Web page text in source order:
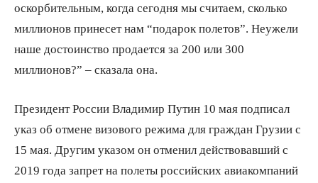
оскорбительным, когда сегодня мы считаем, сколько
миллионов принесет нам “подарок полетов”. Неужели
наше достоинство продается за 200 или 300
миллионов?” – сказала она.
Президент России Владимир Путин 10 мая подписал
указ об отмене визового режима для граждан Грузии с
15 мая. Другим указом он отменил действовавший с
2019 года запрет на полеты российских авиакомпаний